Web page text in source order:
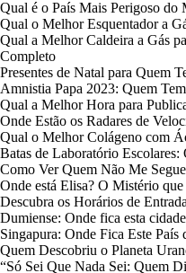
Qual é o País Mais Perigoso do
Qual o Melhor Esquentador a
Qual a Melhor Caldeira a Gás
Completo
Presentes de Natal para Quem
Amnistia Papa 2023: Quem
Qual a Melhor Hora para
Onde Estão os Radares de
Qual o Melhor Colágeno com
Batas de Laboratório Escolares:
Como Ver Quem Não Me
Onde está Elisa? O Mistério
Descubra os Horários de
Dumiense: Onde fica esta
Singapura: Onde Fica Este País
Quem Descobriu o Planeta
“Só Sei Que Nada Sei: Quem